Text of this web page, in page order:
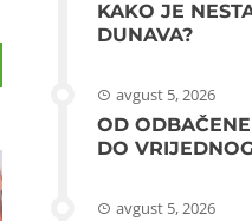
KAKO JE
DUNAVA?
avgust 5, 2026
OD
DO
avgust 5, 2026